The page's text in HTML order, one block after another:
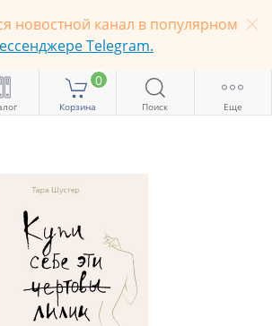
новостной канал в популярном
Telegram.
0
Корзина Поиск Еще